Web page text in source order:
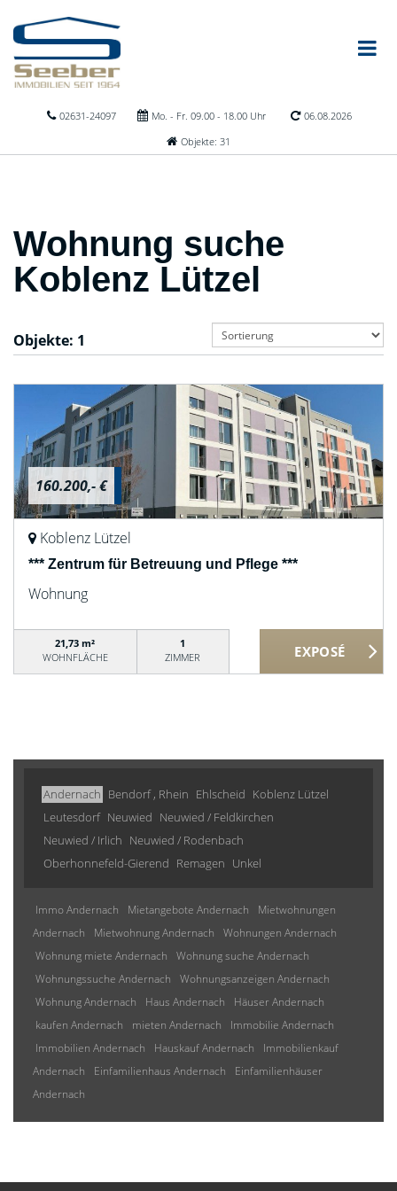
02631-24097 Mo. - Fr. 09.00 - 18.00 Uhr
06.08.2026
Objekte: 31
Wohnung suche
Koblenz Lützel
Objekte: 1
160.200,- €
Koblenz Lützel
*** Zentrum für Betreuung und Pflege ***
Wohnung
21,73 m²
WOHNFLÄCHE
1
ZIMMER
Andernach Bendorf , Rhein Ehlscheid Koblenz Lützel
Leutesdorf Neuwied Neuwied / Feldkirchen
Neuwied / Irlich Neuwied / Rodenbach
Oberhonnefeld-Gierend Remagen Unkel
Immo Andernach Mietangebote Andernach
Mietwohnungen
Andernach
Mietwohnung Andernach
Wohnungen Andernach
Wohnung miete Andernach
Wohnung suche Andernach
Wohnungssuche Andernach
Wohnungsanzeigen Andernach
Wohnung Andernach
Haus Andernach
Häuser Andernach
kaufen Andernach
mieten Andernach
Immobilie Andernach
Immobilien Andernach
Hauskauf Andernach
Immobilienkauf
Andernach
Einfamilienhaus Andernach
Einfamilienhäuser
Andernach